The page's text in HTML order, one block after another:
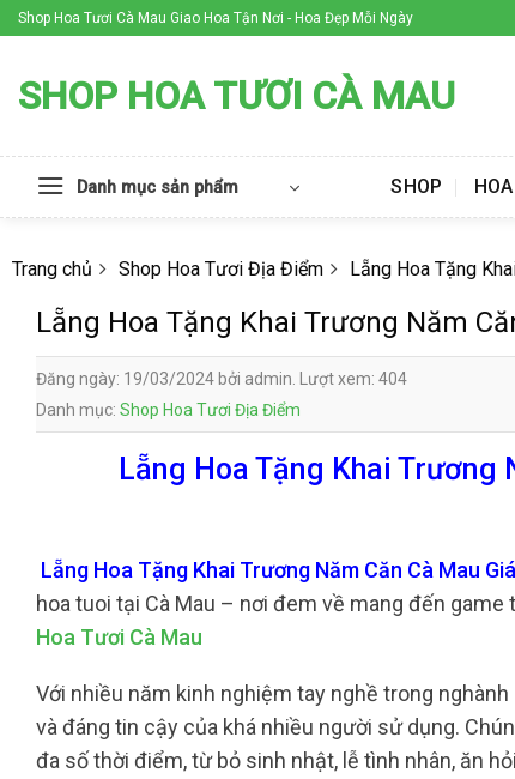
Skip
to
Shop Hoa Tươi Cà Mau Giao Hoa Tận Nơi - Hoa Đẹp Mỗi Ngày
SHOP HOA TƯƠI CÀ MAU
Danh mục sản phẩm SHOP
Trang chủ Shop Hoa Tươi Địa Điểm Lẵng Hoa Tặng
Lẵng Hoa Tặng Khai Trương Năm
Đăng ngày: 19/03/2024 bởi admin. Lượt xem: 404
Danh mục: Shop Hoa Tươi Địa Điểm
Lẵng Hoa Tặng Khai Trương
Lẵng Hoa Tặng Khai Trương Năm Căn Cà Mau
hoa tuoi tại Cà Mau – nơi đem về mang đến
Hoa Tươi Cà Mau
Với nhiều năm kinh nghiệm tay nghề trong
và đáng tin cậy của khá nhiều người sử dụng.
đa số thời điểm, từ bỏ sinh nhật, lễ tình nhân, ăn